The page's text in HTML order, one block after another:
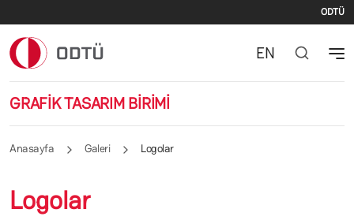
ODTÜ
GRAFİK TASARIM BİRİMİ
EN
Anasayfa Galeri Logolar
Logolar